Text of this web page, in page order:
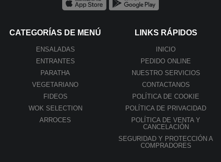
CATEGORÍAS DE MENÚ
ENSALADAS
ENTRANTES
PARATHA
VEGETARIANO
FIDEOS
WOK SELECTION
ARROCES
LINKS RÁPIDOS
INICIO
PEDIDO ONLINE
NUESTRO SERVICIOS
CONTACTANOS
POLÍTICA DE COOKIE
POLÍTICA DE PRIVACIDAD
POLÍTICA DE VENTA Y
CANCELACIÓN
SEGURIDAD Y PROTECCIÓN A
COMPRADORES